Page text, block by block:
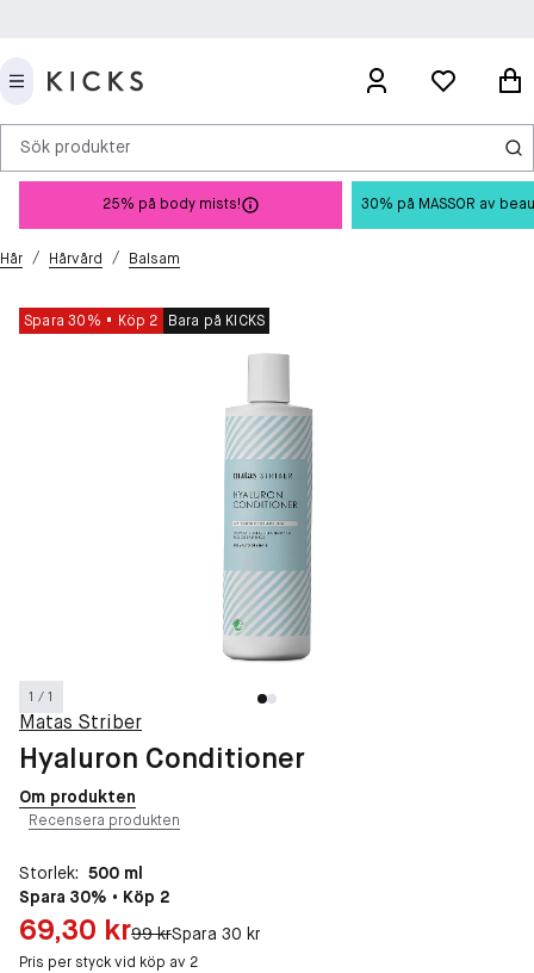
Sök produkter
25% på body mists! 30% på MASSOR av
Hår / Hårvård / Balsam
Spara 30% Köp 2 Bara på KICKS
1 / 1
Matas Striber
Hyaluron Conditioner
Om produkten
Recensera produkten
Storlek: 500 ml
Spara 30% • Köp 2
Pris: 69,30 kr
69,30 krOriginal pris:
99 krSpara 30 kr
Pris per styck vid köp av 2